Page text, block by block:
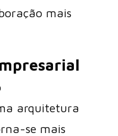
mais
arquitetura
se mais